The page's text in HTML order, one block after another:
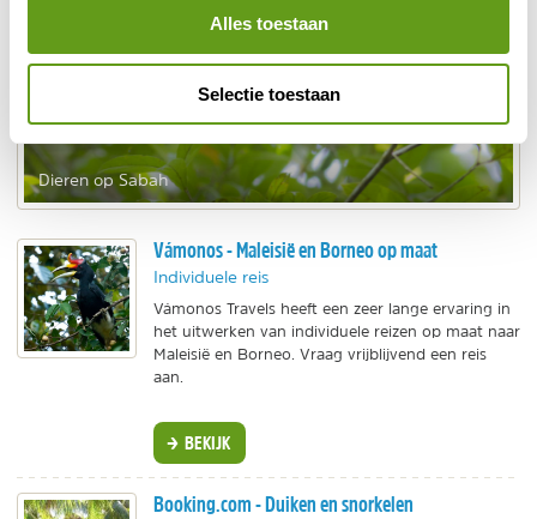
Alles toestaan
Selectie toestaan
Dieren op Sabah
Vámonos - Maleisië en Borneo op maat
Individuele reis
Vámonos Travels heeft een zeer lange ervaring in
het uitwerken van individuele reizen op maat naar
Maleisië en Borneo. Vraag vrijblijvend een reis
aan.
BEKIJK
Booking.com - Duiken en snorkelen